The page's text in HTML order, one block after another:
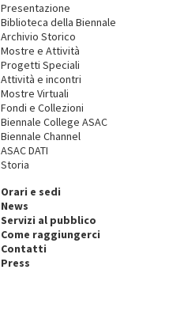
Presentazione
Biblioteca della Biennale
Archivio Storico
Mostre e Attività
Progetti Speciali
Attività e incontri
Mostre Virtuali
Fondi e Collezioni
Biennale College ASAC
Biennale Channel
ASAC DATI
Storia
Orari e sedi
News
Servizi al pubblico
Come raggiungerci
Contatti
Press